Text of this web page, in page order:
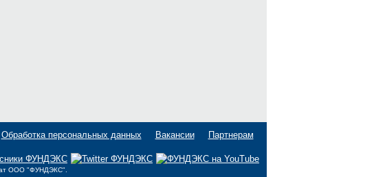
Обработка персональных данных Вакансии Партнерам
OOO "ФУНДЭКС".